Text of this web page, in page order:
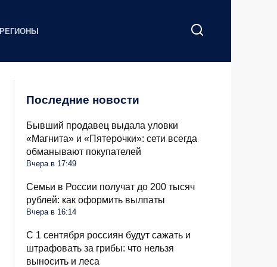
РЕГИОНЫ
Последние новости
Бывший продавец выдала уловки
«Магнита» и «Пятерочки»: сети всегда
обманывают покупателей
Вчера в 17:49
Семьи в России получат до 200 тысяч
рублей: как оформить вылпаты
Вчера в 16:14
С 1 сентября россиян будут сажать и
штрафовать за грибы: что нельзя
выносить и леса